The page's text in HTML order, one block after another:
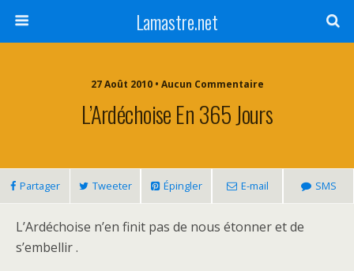
Lamastre.net
27 Août 2010 • Aucun Commentaire
L’Ardéchoise En 365 Jours
Partager Tweeter Épingler E-mail SMS
L’Ardéchoise n’en finit pas de nous étonner et de
s’embellir .